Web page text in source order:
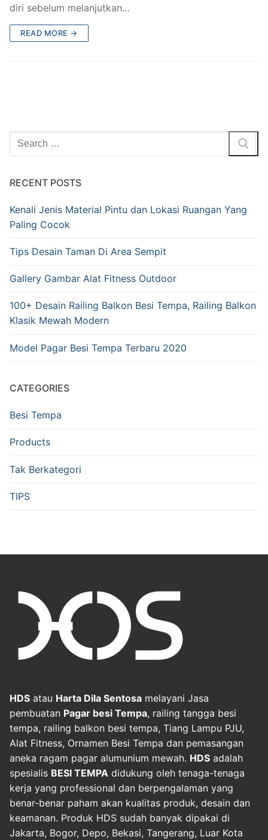
Pengecoran Logam Jakarta
Alat Fitness Outdoor Murah
diri sebelum melanjutkan…
READ MORE →
RECENT POSTS
Kenali Jenis Material Pintu dan Lokasi Ruangan Yang
Paling Cocok
Tips Desain Taman Di Area Sempit
Gallery Gambar Alat Fitness Outdoor
100+ Desain Railing Balkon Besi Tempa, Railing Balkon
Klasik Mewah Modern
Model Pagar Besi Tempa Terbaru 2020
CATEGORIES
Besi Tempa
Products
Tak Berkategori
TIPS
HDS atau Harta Dila Sentosa melayani Jasa
pembuatan Pagar besi Tempa, railing tangga besi
tempa, railing balkon besi tempa, Tiang Lampu PJU,
Alat Fitness, Ornamen Besi Tempa dan pemasangan
aneka ragam pagar alumunium mewah. HDS adalah
spesialis BESI TEMPA didukung oleh tenaga-tenaga
kerja yang professional dan berpengalaman yang
benar-benar paham akan kualitas produk, desain dan
keamanan. Produk HDS sudah banyak dipakai di
Jakarta, Bogor, Depo, Bekasi, Tangerang, Luar Kota